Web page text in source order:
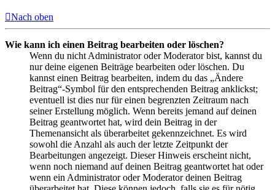
Nach oben
Wie kann ich einen Beitrag bearbeiten oder löschen?
Wenn du nicht Administrator oder Moderator bist, kannst du
nur deine eigenen Beiträge bearbeiten oder löschen. Du
kannst einen Beitrag bearbeiten, indem du das „Ändere
Beitrag“-Symbol für den entsprechenden Beitrag anklickst;
eventuell ist dies nur für einen begrenzten Zeitraum nach
seiner Erstellung möglich. Wenn bereits jemand auf deinen
Beitrag geantwortet hat, wird dein Beitrag in der
Themenansicht als überarbeitet gekennzeichnet. Es wird
sowohl die Anzahl als auch der letzte Zeitpunkt der
Bearbeitungen angezeigt. Dieser Hinweis erscheint nicht,
wenn noch niemand auf deinen Beitrag geantwortet hat oder
wenn ein Administrator oder Moderator deinen Beitrag